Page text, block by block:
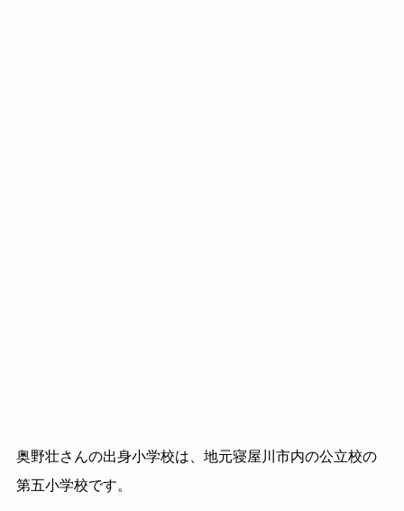
奥野壮さんの出身小学校は、地元寝屋川市内の公立校の
第五小学校です。